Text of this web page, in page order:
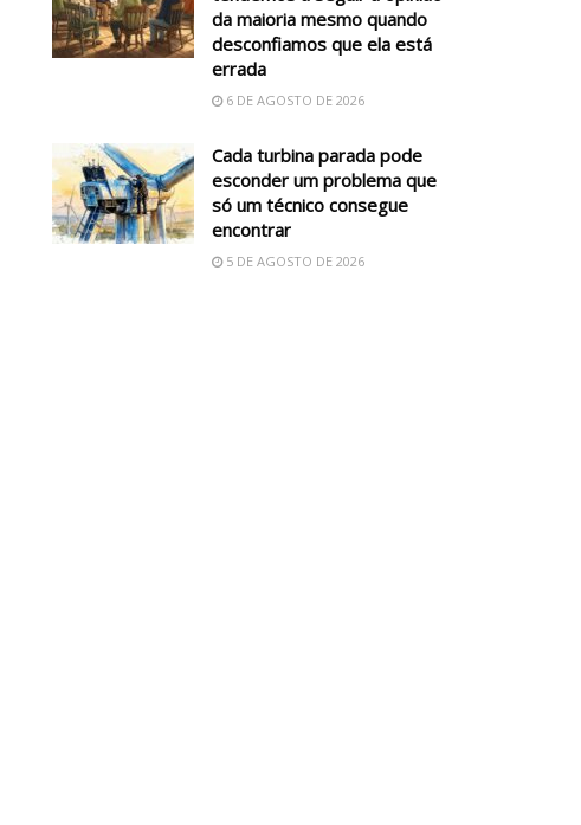
da maioria mesmo quando
desconfiamos que ela está
errada
6 DE AGOSTO DE 2026
Cada turbina parada pode
esconder um problema que
só um técnico consegue
encontrar
5 DE AGOSTO DE 2026